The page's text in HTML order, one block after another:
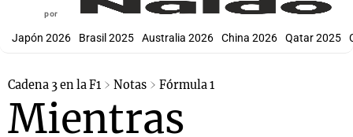
por
Japón 2026 Brasil 2025 Australia 2026 China 2026 Qatar 2025
Cadena 3 en la F1 Notas Fórmula 1
Mientras